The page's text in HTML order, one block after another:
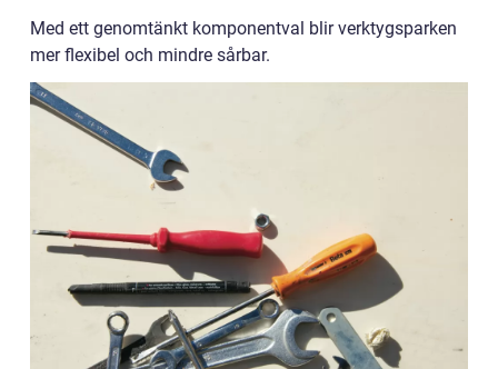
Med ett genomtänkt komponentval blir verktygsparken
mer flexibel och mindre sårbar.